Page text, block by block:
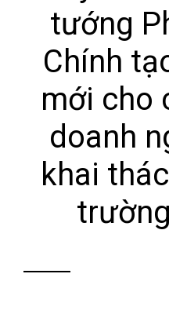
tướng
Chính
mới cho
doanh
khai